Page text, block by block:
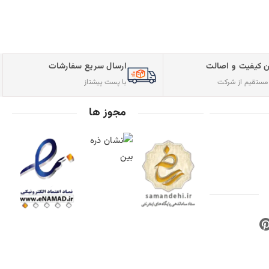
کیفیت و اصالت
از شرکت
ارسال سریع سفارشات
با پست پیشتاز
مجوز ها